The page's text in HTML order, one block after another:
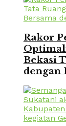
Rakor
Bekasi
dengan